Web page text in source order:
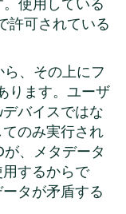
使用している
許可されている
、その上にフ
ります。ユーザ
バイスではな
のみ実行され
、メタデータ
するからで
タが矛盾する